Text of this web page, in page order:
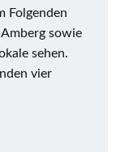
Folgenden
sowie
sehen.
vier